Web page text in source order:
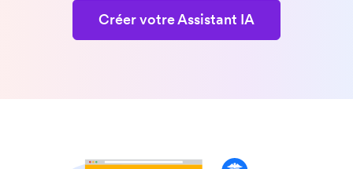
Créer votre Assistant IA